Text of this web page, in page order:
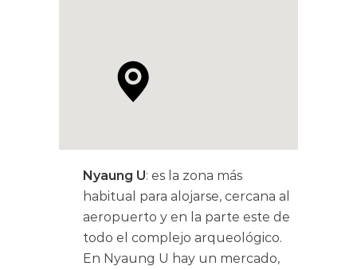
Nyaung U: es la zona más
habitual para alojarse, cercana al
aeropuerto y en la parte este de
todo el complejo arqueológico.
En Nyaung U hay un mercado,